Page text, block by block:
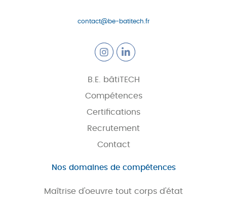
contact@be-batitech.fr
B.E. bâtiTECH
Compétences
Certifications
Recrutement
Contact
Nos domaines de compétences
Maîtrise d'oeuvre tout corps d'état